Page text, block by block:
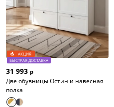
АКЦИЯ
БЫСТРАЯ ДОСТАВКА
31 993 р
Две обувницы Остин и навесная
полка